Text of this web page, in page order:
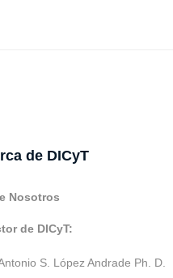
de DICyT
Nosotros
de DICyT:
S. López Andrade Ph. D.